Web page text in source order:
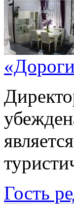
Гость